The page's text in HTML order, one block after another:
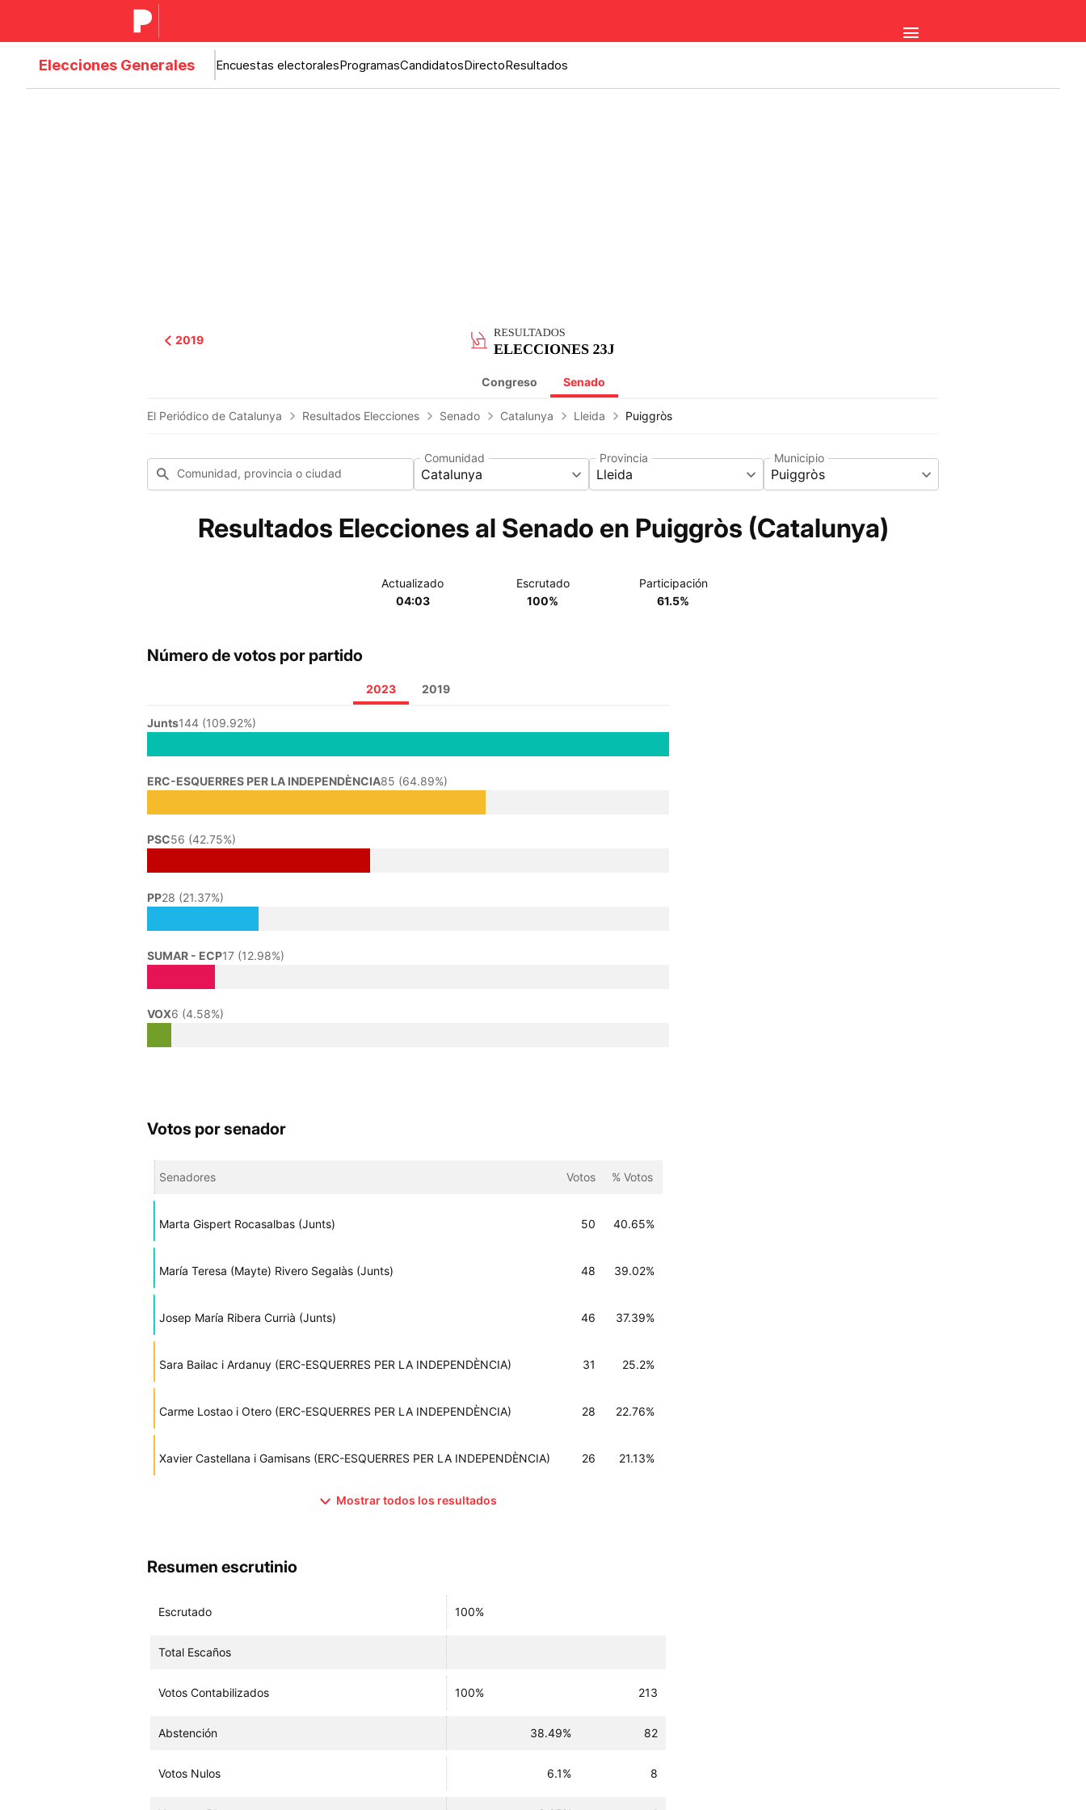
Elecciones Generales Encuestas electoralesProgramasCandidatosDirectoResultados
2019
Congreso Senado
El Periódico de Catalunya Resultados Elecciones Senado Catalunya Lleida Puiggròs
Comunidad, provincia o ciudad Catalunya
Comunidad
Lleida
Provincia
Puiggròs
Municipio
Resultados Elecciones al Senado en Puiggròs (Catalunya)
Actualizado
04:03
Escrutado
100%
Participación
61.5%
Número de votos por partido
2023 2019
Junts144 (109.92%)
ERC-ESQUERRES PER LA INDEPENDÈNCIA85 (64.89%)
PSC56 (42.75%)
PP28 (21.37%)
SUMAR - ECP17 (12.98%)
VOX6 (4.58%)
Votos por senador
Senadores Votos % Votos
Marta Gispert Rocasalbas (Junts) 50 40.65%
María Teresa (Mayte) Rivero Segalàs (Junts) 48 39.02%
Josep María Ribera Currià (Junts) 46 37.39%
Sara Bailac i Ardanuy (ERC-ESQUERRES PER LA INDEPENDÈNCIA) 31 25.2%
Carme Lostao i Otero (ERC-ESQUERRES PER LA INDEPENDÈNCIA) 28 22.76%
Xavier Castellana i Gamisans (ERC-ESQUERRES PER LA INDEPENDÈNCIA) 26 21.13%
Mostrar todos los resultados
Resumen escrutinio
Escrutado 100%
Total Escaños
Votos Contabilizados 100% 213
Abstención 38.49% 82
Votos Nulos 6.1% 8